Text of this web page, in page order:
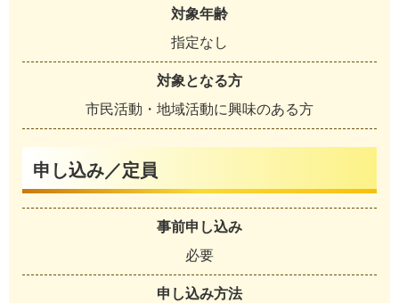
対象年齢
指定なし
対象となる方
市民活動・地域活動に興味のある方
申し込み／定員
事前申し込み
必要
申し込み方法